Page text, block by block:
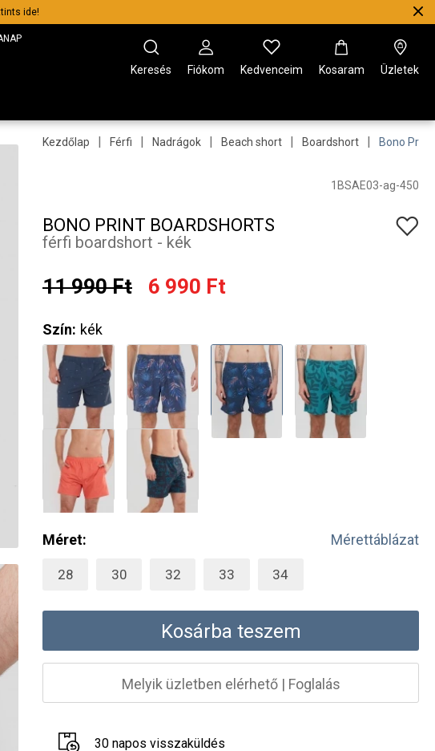
ide!
Keresés Fiókom Kedvenceim Kosaram Üzletek
Kezdőlap | Férfi | Nadrágok | Beach short | Boardshort | Bono
1BSAE03-ag-450
BONO PRINT BOARDSHORTS
férfi boardshort - kék
11 990 Ft 6 990 Ft
Szín: kék
Méret: Mérettáblázat
28 30 32 33 34
Kosárba teszem
Melyik üzletben elérhető| Foglalás
30 napos visszaküldés